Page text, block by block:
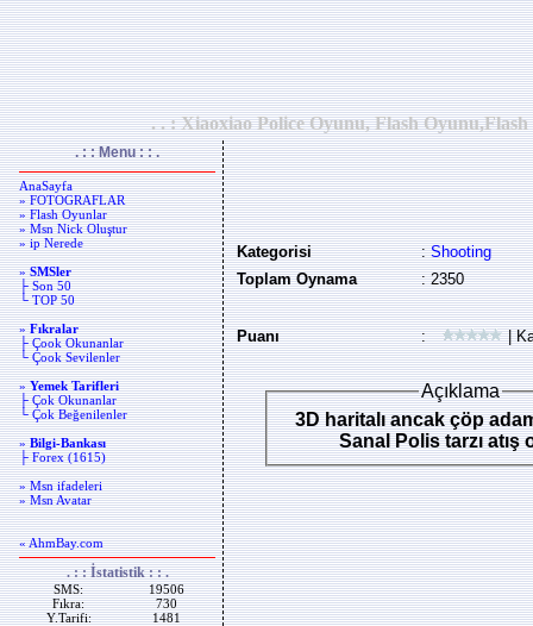
. . : Xiaoxiao Police Oyunu, Flash
. : : Menu : : .
AnaSayfa
» FOTOGRAFLAR
» Flash Oyunlar
» Msn Nick Oluştur
» ip Nerede
»SMSler
├ Son 50
└ TOP 50
»Fıkralar
├ Çook Okunanlar
└ Çook Sevilenler
»Yemek Tarifleri
├ Çok Okunanlar
└ Çok Beğenilenler
»Bilgi-Bankası
├ Forex (1615)
» Msn ifadeleri
» Msn Avatar
« AhmBay.com
. : : İstatistik : : .
SMS:
19506
Fıkra:
730
Y.Tarifi:
1481
Kategorisi :Shooting
Toplam Oynama
: 2350
Puanı : |
Açıklama
3D haritalı ancak çöp
Sanal Polis tarzı atış